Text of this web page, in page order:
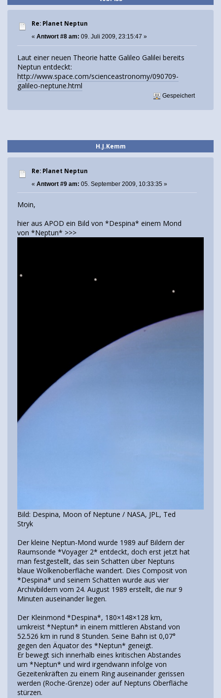
Re: Planet Neptun
« Antwort #8 am: 09. Juli 2009, 23:15:47 »
Laut einer neuen Theorie hatte Galileo Galilei bereits
Neptun entdeckt:
http://www.space.com/scienceastronomy/090709-
galileo-neptune.html
Gespeichert
H.J.Kemm
Re: Planet Neptun
« Antwort #9 am: 05. September 2009, 10:33:35 »
Moin,
hier aus APOD ein Bild von *Despina* einem Mond
von *Neptun* >>>
Bild: Despina, Moon of Neptune / NASA, JPL, Ted
Stryk
Der kleine Neptun-Mond wurde 1989 auf Bildern der
Raumsonde *Voyager 2* entdeckt, doch erst jetzt hat
man festgestellt, das sein Schatten über Neptuns
blaue Wolkenoberfläche wandert. Dies Composit von
*Despina* und seinem Schatten wurde aus vier
Archivbildern vom 24. August 1989 erstellt, die nur 9
Minuten auseinander liegen.
Der Kleinmond *Despina*, 180×148×128 km,
umkreist *Neptun* in einem mittleren Abstand von
52.526 km in rund 8 Stunden. Seine Bahn ist 0,07°
gegen den Äquator des *Neptun* geneigt.
Er bewegt sich innerhalb eines kritischen Abstandes
um *Neptun* und wird irgendwann infolge von
Gezeitenkräften zu einem Ring auseinander gerissen
werden (Roche-Grenze) oder auf Neptuns Oberfläche
stürzen.